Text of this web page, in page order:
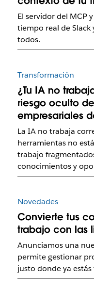
El servidor del MCP
tiempo real de Slack
todos.
Transformación
¿Tu IA no
riesgo oculto
empresariales
La IA no trabaja
herramientas no
trabajo
conocimientos y
Novedades
Convierte tus
trabajo con las
Anunciamos una
permite gestionar
justo donde ya